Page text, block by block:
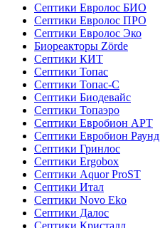
Септики Евролос БИО
Септики Евролос ПРО
Септики Евролос Эко
Биореакторы Zörde
Септики КИТ
Септики Топас
Септики Топас-С
Септики Биодевайс
Септики Топаэро
Септики Евробион АРТ
Септики Евробион Раунд
Септики Гринлос
Септики Ergobox
Септики Aquor ProST
Септики Итал
Септики Novo Eko
Септики Далос
Септики Кристалл